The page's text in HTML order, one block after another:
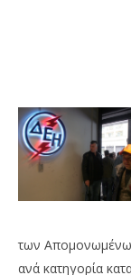
των
ανά κατηγορία